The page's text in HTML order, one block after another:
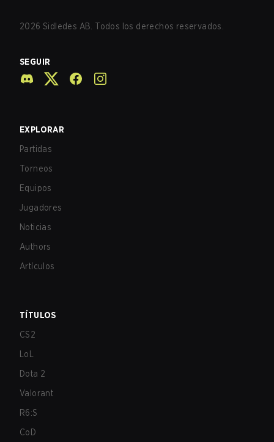
2026 Sidledes AB. Todos los derechos reservados.
SEGUIR
EXPLORAR
Partidas
Torneos
Equipos
Jugadores
Noticias
Authors
Artículos
TÍTULOS
CS2
LoL
Dota 2
Valorant
R6:S
CoD